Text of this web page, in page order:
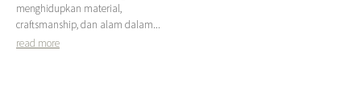
menghidupkan material,
craftsmanship, dan alam dalam...
read more